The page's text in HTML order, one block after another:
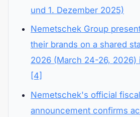
und 1. Dezember 2025)
Nemetschek Group
their brands on a shared
2026 (March 24-26, 2026)
[4]
Nemetschek's official
announcement confirms